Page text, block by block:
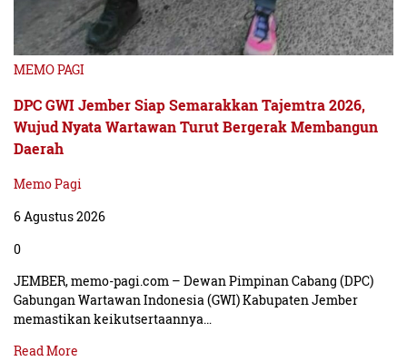
MEMO PAGI
DPC GWI Jember Siap Semarakkan Tajemtra 2026,
Wujud Nyata Wartawan Turut Bergerak Membangun
Daerah
Memo Pagi
6 Agustus 2026
0
JEMBER, memo-pagi.com – Dewan Pimpinan Cabang (DPC)
Gabungan Wartawan Indonesia (GWI) Kabupaten Jember
memastikan keikutsertaannya…
Read More